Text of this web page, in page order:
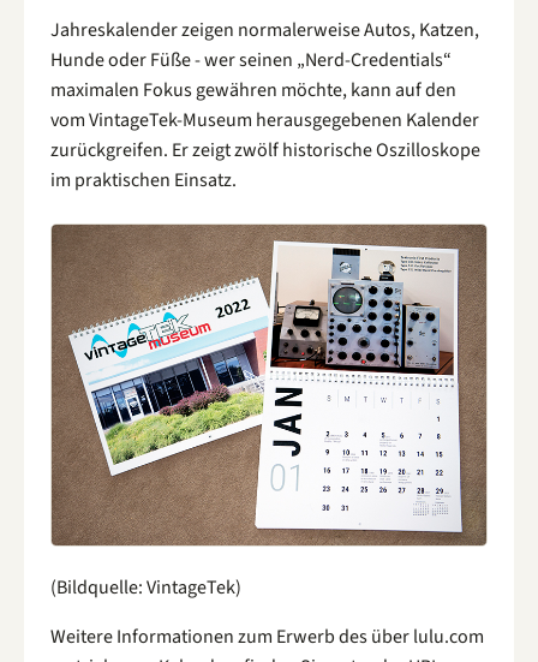
Jahreskalender zeigen normalerweise Autos, Katzen,
Hunde oder Füße - wer seinen „Nerd-Credentials“
maximalen Fokus gewähren möchte, kann auf den
vom VintageTek-Museum herausgegebenen Kalender
zurückgreifen. Er zeigt zwölf historische Oszilloskope
im praktischen Einsatz.
(Bildquelle: VintageTek)
Weitere Informationen zum Erwerb des über lulu.com